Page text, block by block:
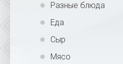
Разные блюда
Еда
Сыр
Мясо